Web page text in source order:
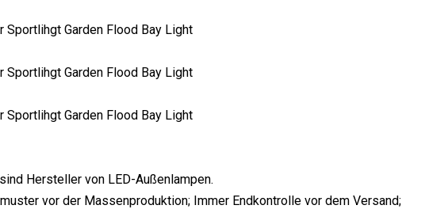
Hersteller von LED-Außenlampen.
vor der Massenproduktion; Immer Endkontrolle vor dem Versand;